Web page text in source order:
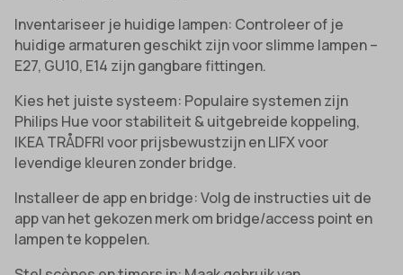
Inventariseer je huidige lampen: Controleer of je
huidige armaturen geschikt zijn voor slimme lampen –
E27, GU10, E14 zijn gangbare fittingen.
Kies het juiste systeem: Populaire systemen zijn
Philips Hue voor stabiliteit & uitgebreide koppeling,
IKEA TRÅDFRI voor prijsbewustzijn en LIFX voor
levendige kleuren zonder bridge.
Installeer de app en bridge: Volg de instructies uit de
app van het gekozen merk om bridge/access point en
lampen te koppelen.